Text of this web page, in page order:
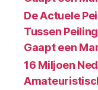
De Actuele
Tussen
Gaapt een
16 Miljoen